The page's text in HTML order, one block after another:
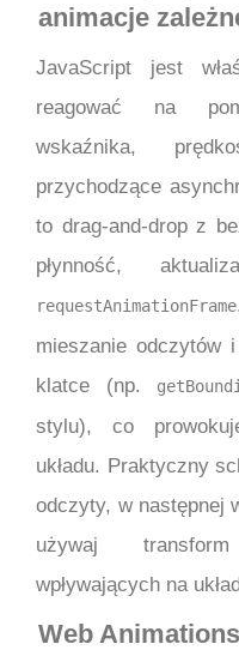
animacje
JavaScript jest
reagować na
wskaźnika,
przychodzące
to drag-and-drop z
płynność,
requestAnimationFrame
mieszanie odczytów
klatce (np.
stylu), co
układu. Praktyczny
odczyty, w następnej
używaj
wpływających na
Web